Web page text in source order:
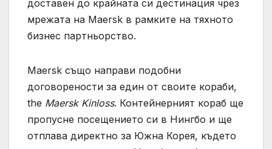
доставен до крайната си дестинация чрез
мрежата на Maersk в рамките на тяхното
бизнес партньорство.
Maersk също направи подобни
договорености за един от своите кораби,
the Maersk Kinloss. Контейнерният кораб ще
пропусне посещението си в Нингбо и ще
отплава директно за Южна Корея, където